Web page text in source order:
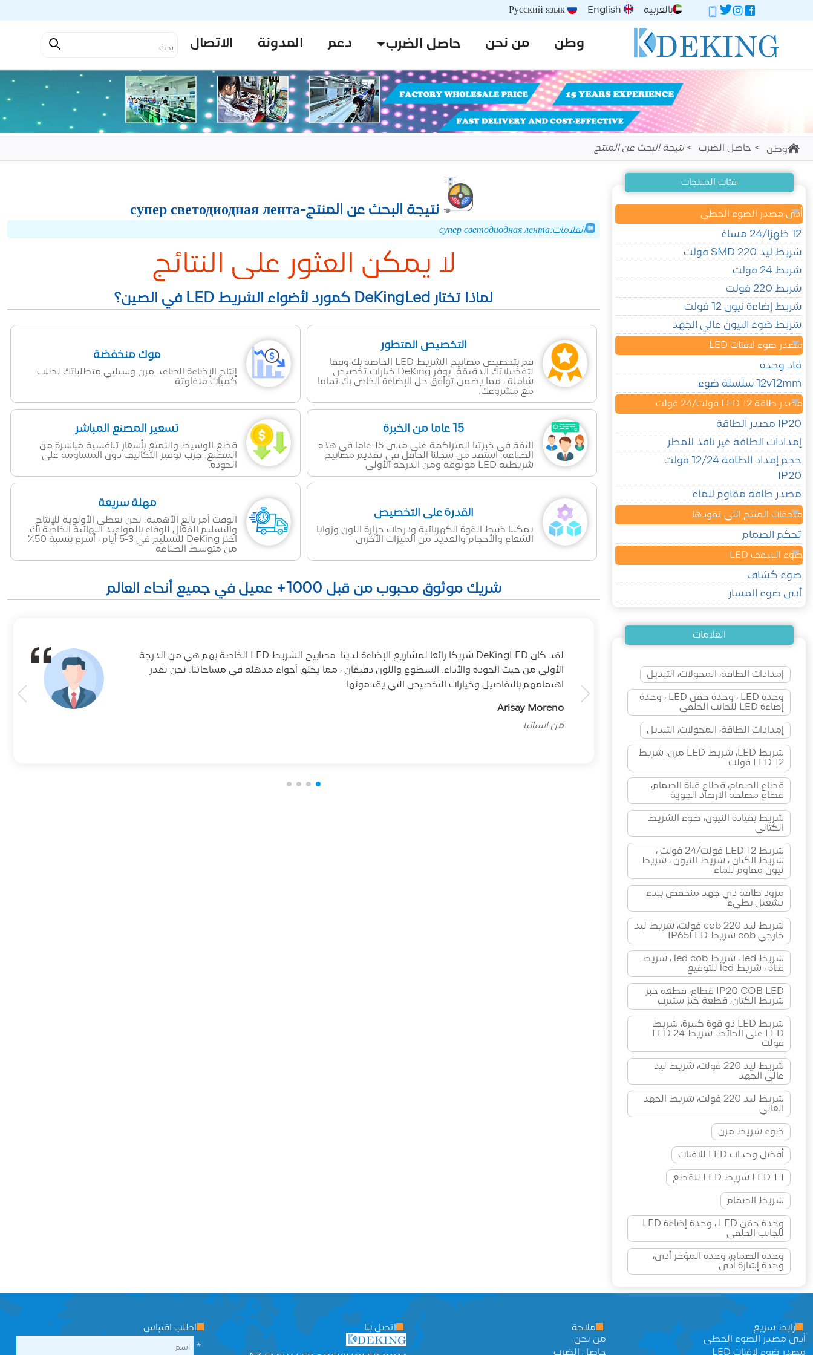
بالعربية English
Русский язык
وطن من نحن حاصل الضرب دعم المدونة الاتصال
وطن حاصل الضرب نتيجة البحث عن المنتج
فئات المنتجات
أدى مصدر الضوء الخطي
12 ظهرًا/24 مساءً
شريط ليد SMD 220 فولت
شريط 24 فولت
شريط 220 فولت
شريط إضاءة نيون 12 فولت
شريط ضوء النيون عالي الجهد
مصدر ضوء لافتات LED
قاد وحدة
12v12mm سلسلة ضوء
مصدر طاقة LED 12 فولت/24 فولت
IP20 مصدر الطاقة
إمدادات الطاقة غير نافذ للمطر
حجم إمداد الطاقة 12/24 فولت
IP20
مصدر طاقة مقاوم للماء
ملحقات المنتج التي تقودها
تحكم الصمام
ضوء السقف LED
ضوء كشاف
أدى ضوء المسار
العلامات
إمدادات الطاقة، المحولات، التبديل
وحدة LED ، وحدة حقن LED ، وحدة
إضاءة LED للجانب الخلفي
إمدادات الطاقة، المحولات، التبديل
شريط LED، شريط LED مرن، شريط
LED 12 فولت
قطاع الصمام، قطاع قناة الصمام،
قطاع مصلحة الارصاد الجوية
شريط بقيادة النيون، ضوء الشريط
الكتاني
شريط LED 12 فولت/24 فولت ،
شريط الكتان ، شريط النيون ، شريط
نيون مقاوم للماء
مزود طاقة ذي جهد منخفض ببدء
تشغيل بطيء
شريط ليد cob 220 فولت، شريط ليد
خارجي cob شريط IP65LED
شريط led ، شريط led cob ، شريط
قناة ، شريط led للتوقيع
IP20 COB LED قطاع، قطعة خبز
شريط الكتان، قطعة خبز ستيرب
شريط LED ذو قوة كبيرة، شريط
LED على الحائط، شريط LED 24
فولت
شريط ليد 220 فولت، شريط ليد
عالي الجهد
شريط ليد 220 فولت، شريط الجهد
العالي
ضوء شريط مرن
أفضل وحدات LED للافتات
1 LED 1 شريط LED للقطع
شريط الصمام
وحدة حقن LED ، وحدة إضاءة LED
للجانب الخلفي
وحدة الصمام، وحدة المؤخر أدى،
وحدة إشارة أدى
نتيجة البحث عن المنتج-супер светодиодная лента
العلامات:супер светодиодная лента
لا يمكن العثور على النتائج
لماذا تختار DeKingLed كمورد لأضواء الشريط LED في الصين؟
التخصيص المتطور
قم بتخصيص مصابيح الشريط LED الخاصة بك وفقا
لتفضيلاتك الدقيقة. يوفر DeKing خيارات تخصيص
شاملة ، مما يضمن توافق حل الإضاءة الخاص بك تماما
مع مشروعك.
موك منخفضة
إنتاج الإضاءة الصاعد مرن وسيلبي متطلباتك لطلب
كميات متفاوتة
15 عاما من الخبرة
الثقة في خبرتنا المتراكمة على مدى 15 عاما في هذه
الصناعة. استفد من سجلنا الحافل في تقديم مصابيح
شريطية LED موثوقة ومن الدرجة الأولى
تسعير المصنع المباشر
قطع الوسيط والتمتع بأسعار تنافسية مباشرة من
المصنع. جرب توفير التكاليف دون المساومة على
الجودة.
القدرة على التخصيص
يمكننا ضبط القوة الكهربائية ودرجات حرارة اللون وزوايا
الشعاع والأحجام والعديد من الميزات الأخرى
مهلة سريعة
الوقت أمر بالغ الأهمية. نحن نعطي الأولوية للإنتاج
والتسليم الفعال للوفاء بالمواعيد النهائية الخاصة بك.
اختر DeKing للتسليم في 3-5 أيام ، أسرع بنسبة 50٪
من متوسط الصناعة
شريك موثوق محبوب من قبل 1000+ عميل في جميع أنحاء العالم
لقد كان DeKingLED شريكا رائعا لمشاريع الإضاءة لدينا. مصابيح الشريط LED الخاصة بهم هي من الدرجة
الأولى من حيث الجودة والأداء. السطوع واللون دقيقان ، مما يخلق أجواء مذهلة في مساحاتنا. نحن نقدر
اهتمامهم بالتفاصيل وخيارات التخصيص التي يقدمونها.
Arisay Moreno
من اسبانيا
رابط سريع
أدى مصدر الضوء الخطي
مصدر ضوء لافتات LED
ملاحة
من نحن
حاصل الضرب
اتصل بنا
اطلب اقتباس
*